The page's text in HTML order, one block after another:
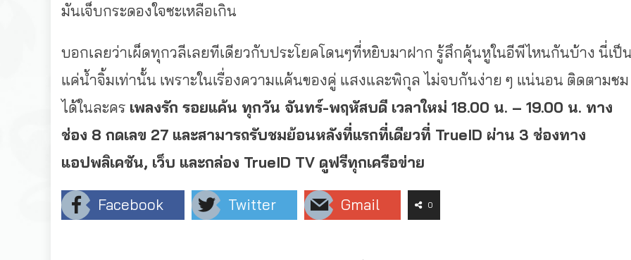
มันเจ็บกระดองใจซะเหลือเกิน
บอกเลยว่าเผ็ดทุกวลีเลยทีเดียวกับประโยคโดนๆที่หยิบมาฝาก รู้สึกคุ้นหูในอีพีไหนกันบ้าง นี่เป็
แค่น้ำจิ้มเท่านั้น เพราะในเรื่องความแค้นของคู่ แสงและพิกุล ไม่จบกันง่าย ๆ แน่นอน ติดตามชม
ได้ในละคร เพลงรัก รอยแค้น ทุกวัน จันทร์-พฤหัสบดี เวลาใหม่ 18.00 น. – 19.00 น. ทาง
ช่อง 8 กดเลข 27 และสามารถรับชมย้อนหลังที่แรกที่เดียวที่ TrueID ผ่าน 3 ช่องทาง
แอปพลิเคชัน, เว็บ และกล่อง TrueID TV ดูฟรีทุกเครือข่าย
Facebook Twitter Gmail 0